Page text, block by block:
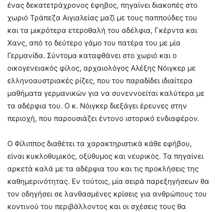
ένας δεκατετράχρονος έφηβος, πηγαίνει διακοπές στο
χωριό Τράπεζα Αιγιαλείας μαζί με τους παππούδες του
και τα μικρότερα ετεροθαλή του αδέλφια, Γκέρντα και
Χανς, από το δεύτερο γάμο του πατέρα του με μία
Γερμανίδα. Σύντομα καταφθάνει στο χωριό και ο
οικογενειακός φίλος, αρχαιολόγος Αλέξης Νόιγκερ με
ελληνοαυστριακές ρίζες, που του παραδίδει ιδιαίτερα
μαθήματα γερμανικών για να συνεννοείται καλύτερα με
τα αδέρφια του. Ο κ. Νόιγκερ διεξάγει έρευνες στην
περιοχή, που παρουσιάζει έντονο ιστορικό ενδιαφέρον.
Ο Φίλιππος διαθέτει τα χαρακτηριστικά κάθε εφήβου,
είναι κυκλοθυμικός, οξύθυμος και νευρικός. Τα πηγαίνει
αρκετά καλά με τα αδέρφια του και τις προκλήσεις της
καθημερινότητας. Εν τούτοις, μία σειρά παρεξηγήσεων θα
τον οδηγήσει σε λανθασμένες κρίσεις για ανθρώπους του
κοντινού του περιβάλλοντος και οι σχέσεις τους θα